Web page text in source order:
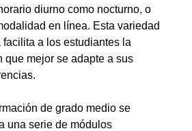
diurno como nocturno, o
en línea. Esta variedad
a los estudiantes la
que mejor se adapte a sus
de grado medio se
una serie de módulos